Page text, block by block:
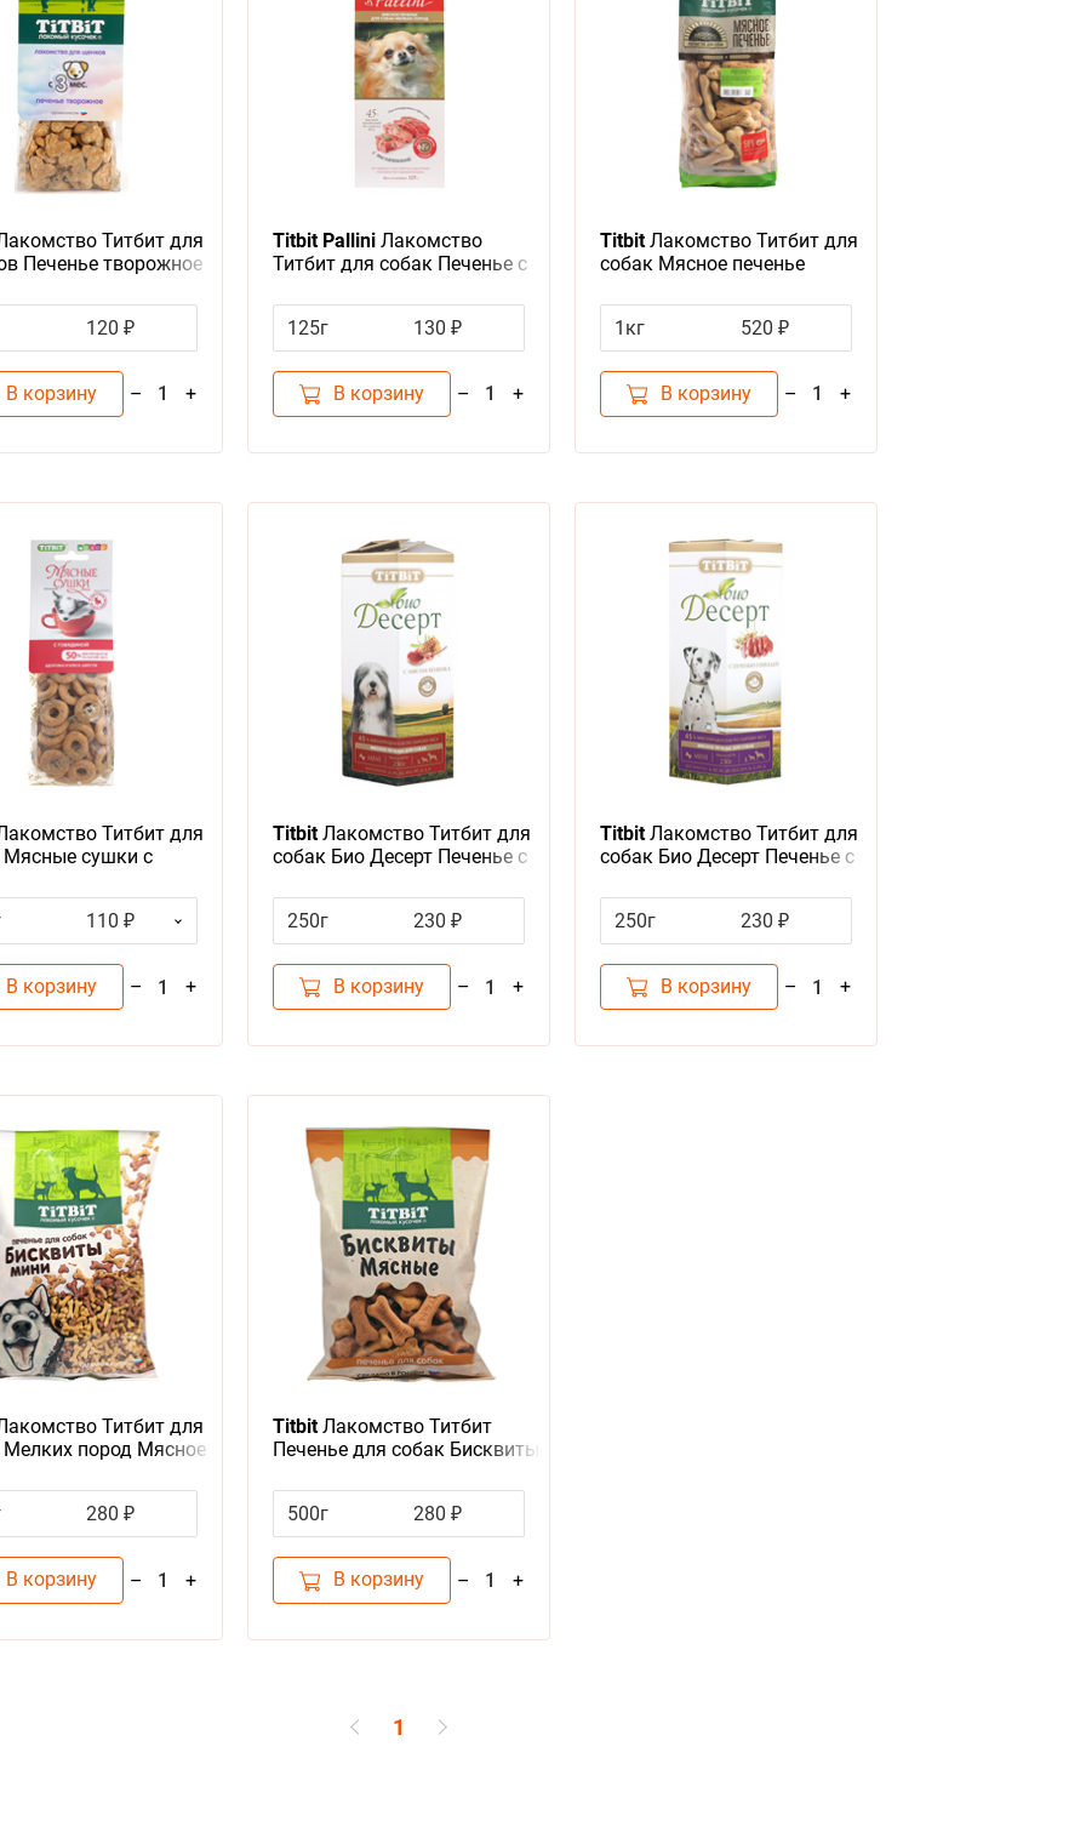
Титбит для
Печенье творожное
120 ₽
В корзину – 1 +
Titbit PalliniЛакомство
Титбит для собак Печенье с
125г
130 ₽
В корзину – 1 +
TitbitЛакомство Титбит для
собак Мясное печенье
1кг
520 ₽
В корзину – 1 +
Титбит для
Мясные сушки с
110 ₽
В корзину – 1 +
TitbitЛакомство Титбит для
собак Био Десерт Печенье с
250г
230 ₽
В корзину – 1 +
TitbitЛакомство Титбит для
собак Био Десерт Печенье с
250г
230 ₽
В корзину – 1 +
Титбит для
Мелких пород Мясное
280 ₽
В корзину – 1 +
TitbitЛакомство Титбит
Печенье для собак Бисквиты
500г
280 ₽
В корзину – 1 +
1